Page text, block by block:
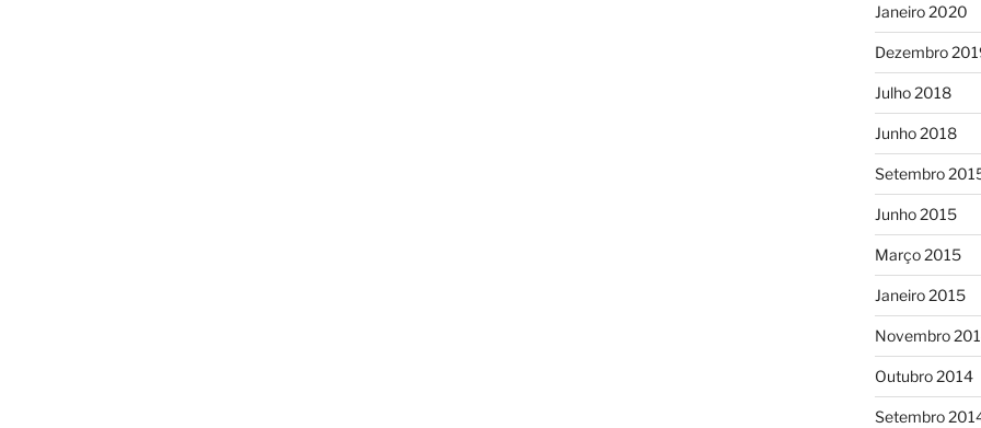
Janeiro 2020
Dezembro
Julho 2018
Junho 2018
Setembro
Junho 2015
Março 2015
Janeiro 2015
Novembro
Outubro 2014
Setembro